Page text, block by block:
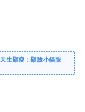
生顯瘦：顯臉小貓眼